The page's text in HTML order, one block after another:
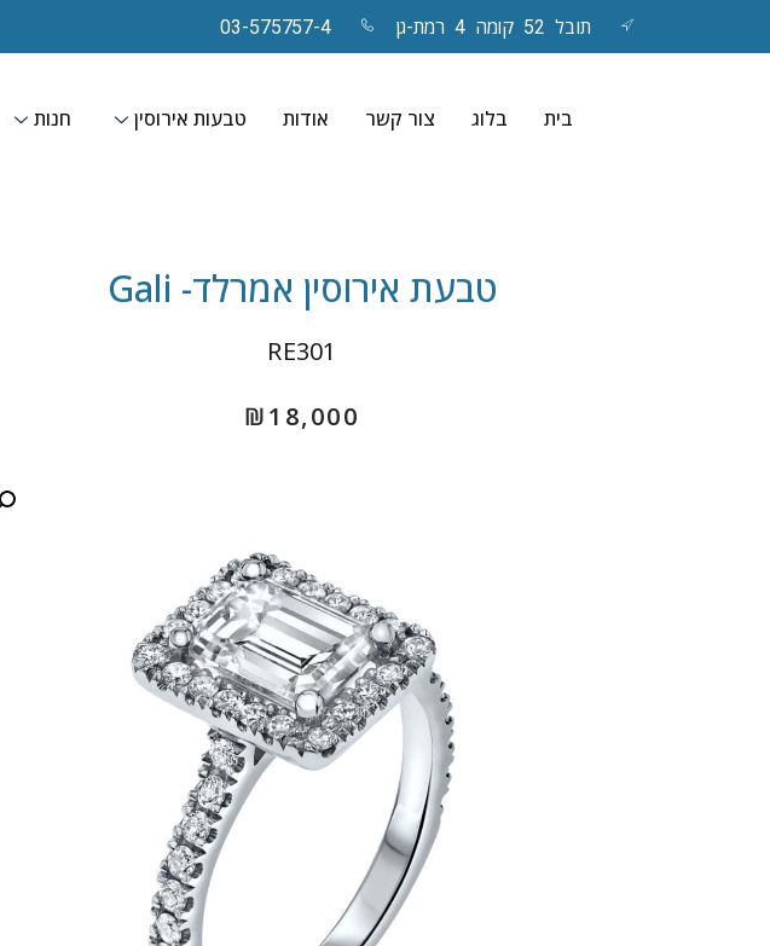
תובל 52 קומה 4 רמת-גן 03-575757-4
בית בלוג צור קשר אודות טבעות אירוסין חנות
טבעת אירוסין אמרלד- Gali
RE301
₪18,000